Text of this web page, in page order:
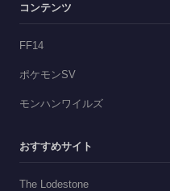
コンテンツ
FF14
ポケモンSV
モンハンワイルズ
おすすめサイト
The Lodestone